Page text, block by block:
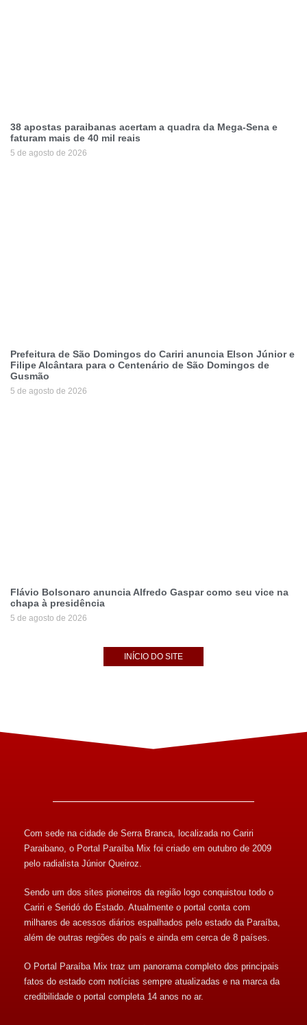
38 apostas paraibanas acertam a quadra da Mega-Sena e
faturam mais de 40 mil reais
5 de agosto de 2026
Prefeitura de São Domingos do Cariri anuncia Elson Júnior e
Filipe Alcântara para o Centenário de São Domingos de
Gusmão
5 de agosto de 2026
Flávio Bolsonaro anuncia Alfredo Gaspar como seu vice na
chapa à presidência
5 de agosto de 2026
INÍCIO DO SITE
Com sede na cidade de Serra Branca, localizada no Cariri
Paraibano, o Portal Paraíba Mix foi criado em outubro de 2009
pelo radialista Júnior Queiroz.
Sendo um dos sites pioneiros da região logo conquistou todo o
Cariri e Seridó do Estado. Atualmente o portal conta com
milhares de acessos diários espalhados pelo estado da Paraíba,
além de outras regiões do país e ainda em cerca de 8 países.
O Portal Paraíba Mix traz um panorama completo dos principais
fatos do estado com notícias sempre atualizadas e na marca da
credibilidade o portal completa 14 anos no ar.